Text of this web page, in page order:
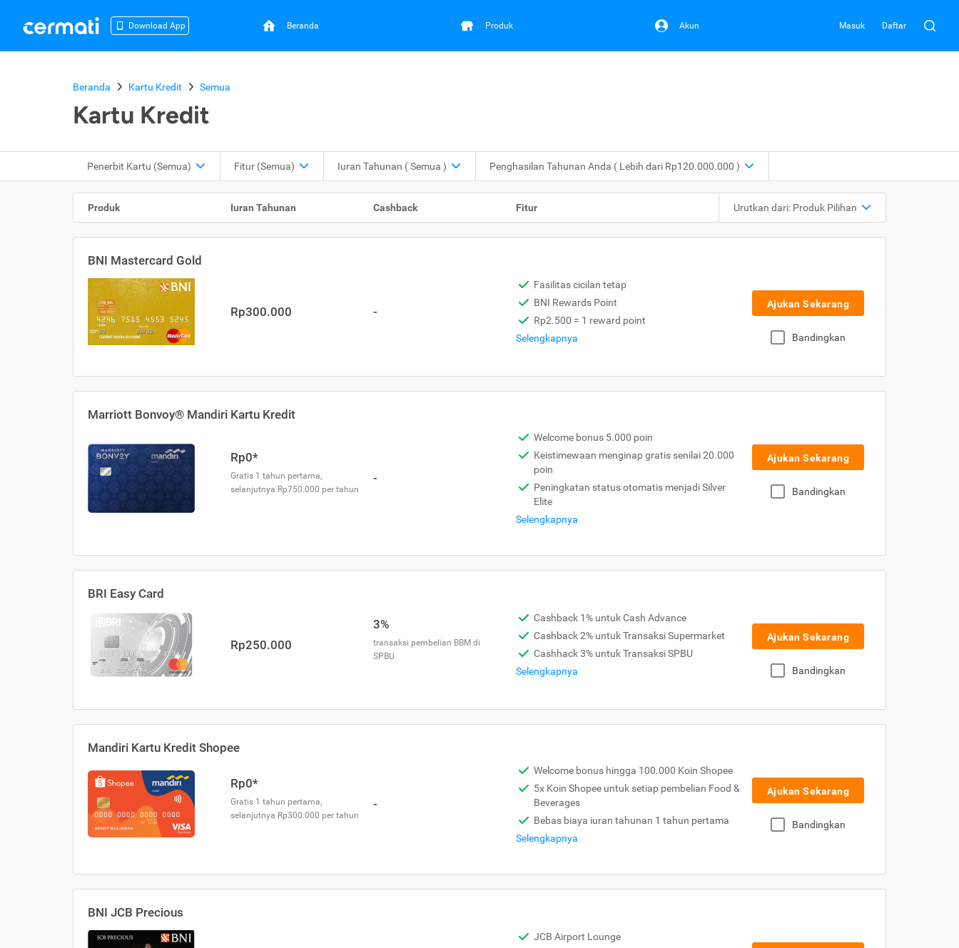
Download App Beranda Produk Akun Masuk Daftar
Beranda Kartu Kredit Semua
Kartu Kredit
Penerbit Kartu (Semua) Fitur (Semua) Iuran Tahunan ( Semua ) Penghasilan Tahunan Anda ( Lebih dari Rp120.000.000 )
Produk Iuran Tahunan Cashback Fitur Urutkan dari: Produk Pilihan
BNI Mastercard Gold
Rp300.000 -
Fasilitas cicilan tetap
BNI Rewards Point
Rp2.500 = 1 reward point
Selengkapnya
Ajukan Sekarang
Bandingkan
Marriott Bonvoy® Mandiri Kartu Kredit
Rp0*
Gratis 1 tahun pertama,
selanjutnya Rp750.000 per tahun
-
Welcome bonus 5.000 poin
Keistimewaan menginap gratis senilai 20.000
poin
Peningkatan status otomatis menjadi Silver
Elite
Selengkapnya
Ajukan Sekarang
Bandingkan
BRI Easy Card
Rp250.000
3%
transaksi pembelian BBM di
SPBU
Cashback 1% untuk Cash Advance
Cashback 2% untuk Transaksi Supermarket
Cashhack 3% untuk Transaksi SPBU
Selengkapnya
Ajukan Sekarang
Bandingkan
Mandiri Kartu Kredit Shopee
Rp0*
Gratis 1 tahun pertama,
selanjutnya Rp300.000 per tahun
-
Welcome bonus hingga 100.000 Koin Shopee
5x Koin Shopee untuk setiap pembelian Food &
Beverages
Bebas biaya iuran tahunan 1 tahun pertama
Selengkapnya
Ajukan Sekarang
Bandingkan
BNI JCB Precious
JCB Airport Lounge